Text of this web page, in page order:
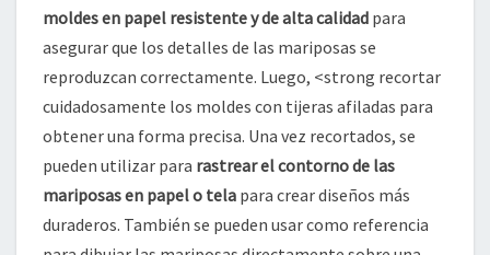
moldes en papel resistente y de alta calidad para
asegurar que los detalles de las mariposas se
reproduzcan correctamente. Luego, <strong recortar
cuidadosamente los moldes con tijeras afiladas para
obtener una forma precisa. Una vez recortados, se
pueden utilizar para rastrear el contorno de las
mariposas en papel o tela para crear diseños más
duraderos. También se pueden usar como referencia